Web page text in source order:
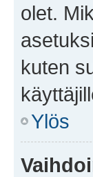
olet.
kuten
Ylös